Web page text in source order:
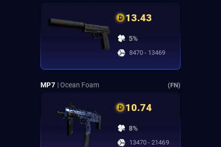
13.43
5%
8470 - 13469
MP7 | Ocean Foam (FN)
10.74
8%
13470 - 21469